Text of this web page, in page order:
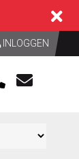
INLOGGEN